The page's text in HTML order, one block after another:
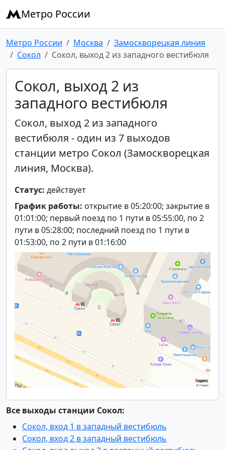
Метро России
Метро России Москва
Замоскворецкая линия
Сокол
Сокол, выход 2 из западного вестибюля
Сокол, выход 2 из
западного вестибюля
Сокол, выход 2 из западного
вестибюля - один из 7 выходов
станции метро Сокол (Замоскворецкая
линия, Москва).
Статус: действует
График работы: открытие в 05:20:00; закрытие в
01:01:00; первый поезд по 1 пути в 05:55:00, по 2
пути в 05:28:00; последний поезд по 1 пути в
01:53:00, по 2 пути в 01:16:00
Все выходы станции Сокол:
Сокол, вход 1 в западный вестибюль
Сокол, вход 2 в западный вестибюль